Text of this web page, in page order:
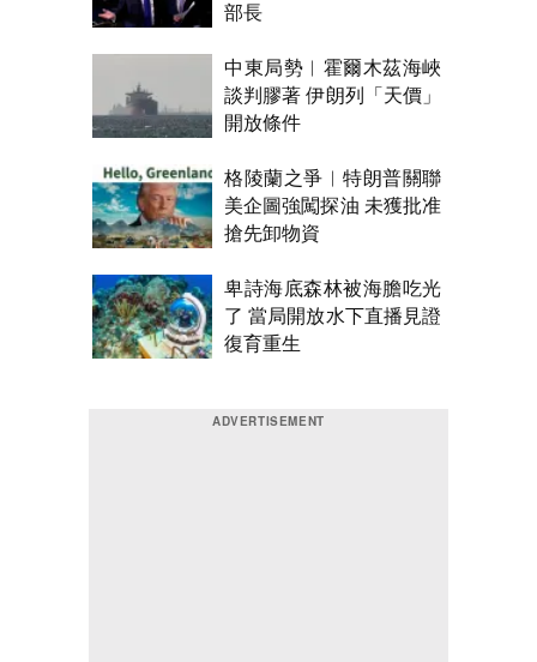
部長
中東局勢︱霍爾木茲海峽
談判膠著 伊朗列「天價」
開放條件
格陵蘭之爭︱特朗普關聯
美企圖強闖探油 未獲批准
搶先卸物資
卑詩海底森林被海膽吃光
了 當局開放水下直播見證
復育重生